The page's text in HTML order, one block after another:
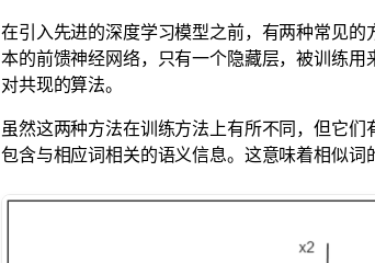
在引入先进的深度学习模型之前，有两种常见
本的前馈神经网络，只有一个隐藏层，被训练
对共现的算法。
虽然这两种方法在训练方法上有所不同，但它
包含与相应词相关的语义信息。这意味着相似词